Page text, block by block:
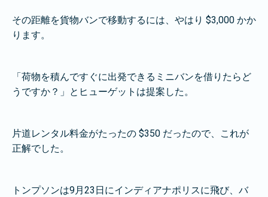
その距離を貨物バンで移動するには、やはり $3,000 かか
ります。
「荷物を積んですぐに出発できるミニバンを借りたらど
うですか？」とヒューゲットは提案した。
片道レンタル料金がたったの $350 だったので、これが
正解でした。
トンプソンは9月23日にインディアナポリスに飛び、バ